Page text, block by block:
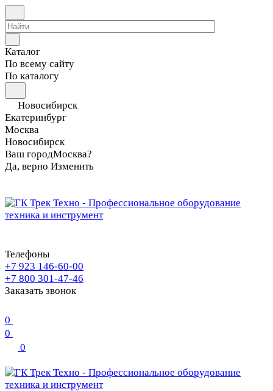
Каталог
По всему сайту
По каталогу
Новосибирск
Екатеринбург
Москва
Новосибирск
Ваш городМосква?
Да, верно Изменить
Телефоны
+7 923 146-60-00
+7 800 301-47-46
Заказать звонок
0
0
0